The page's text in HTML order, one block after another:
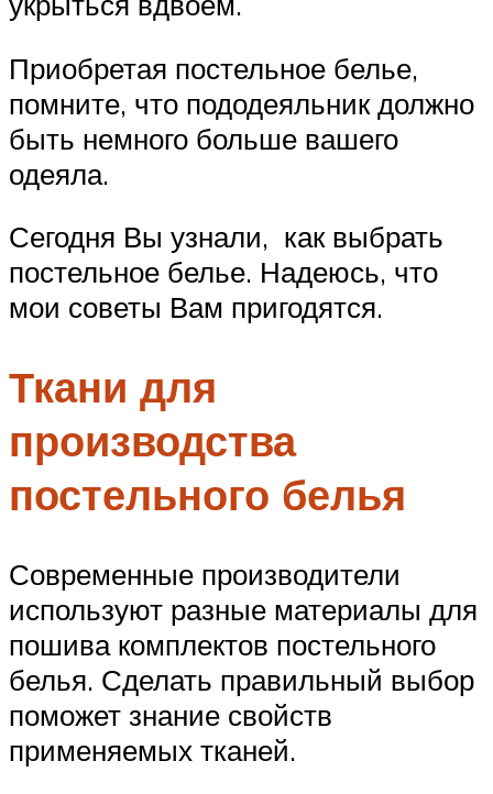
Приобретая постельное белье,
помните, что пододеяльник должно
быть немного больше вашего
одеяла.
Сегодня Вы узнали, как выбрать
постельное белье. Надеюсь, что
мои советы Вам пригодятся.
Ткани для
производства
постельного белья
Современные производители
используют разные материалы для
пошива комплектов постельного
белья. Сделать правильный выбор
поможет знание свойств
применяемых тканей.